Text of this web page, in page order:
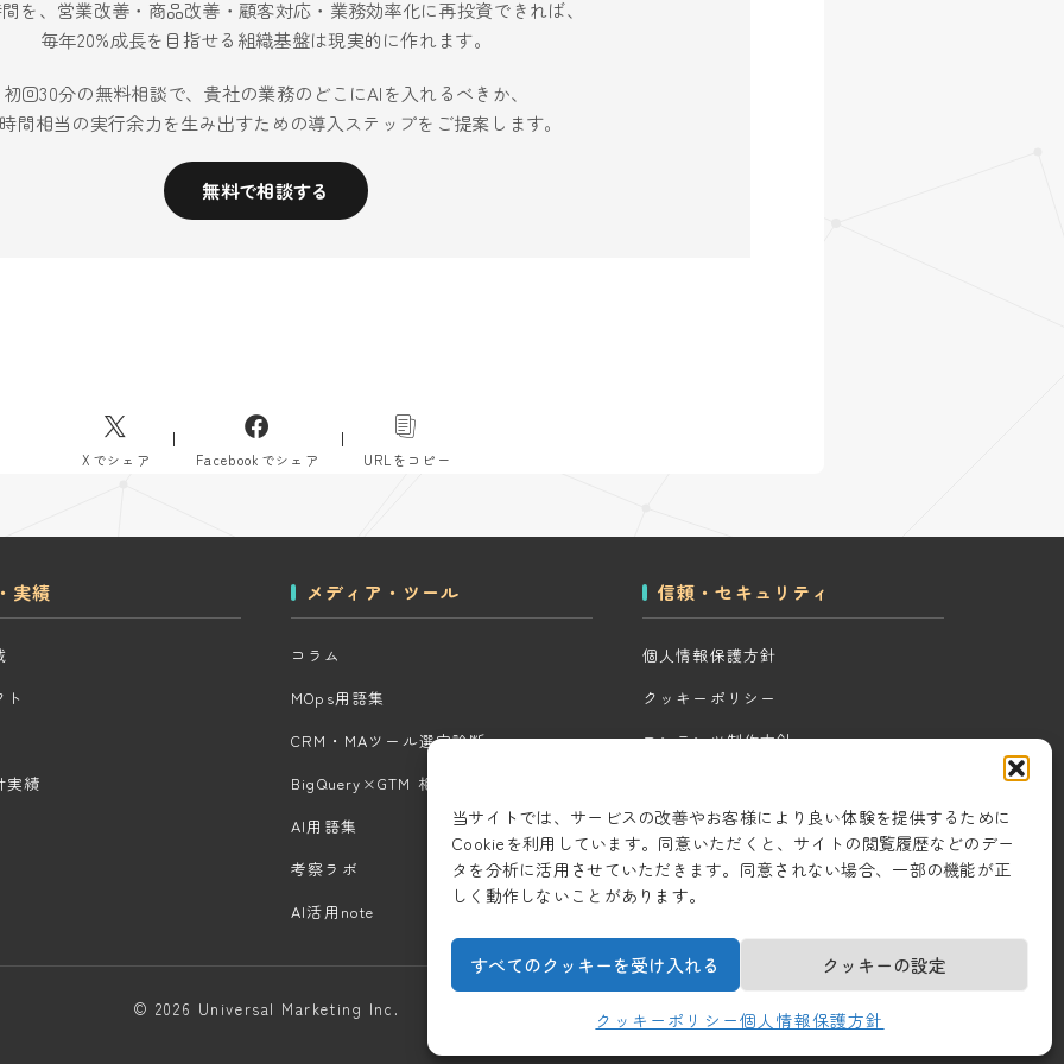
当サイトでは、サービスの改善やお客様により良い体験を提供するために
Cookieを利用しています。同意いただくと、サイトの閲覧履歴などのデー
タを分析に活用させていただきます。同意されない場合、一部の機能が正
しく動作しないことがあります。
すべてのクッキーを受け入れる クッキーの設定
クッキーポリシー個人情報保護方針
を、営業改善・商品改善・顧客対応・業務効率化に再投資できれば、
毎年20%成長を目指せる組織基盤は現実的に作れます。
初回30分の無料相談で、貴社の業務のどこにAIを入れるべきか、
間相当の実行余力を生み出すための導入ステップをご提案します。
無料で相談する
Xでシェア Facebookでシェア URLをコピー
実績
実績
メディア・ツール
コラム
MOps用語集
CRM・MAツール選定診断
BigQuery×GTM 相場見積もりツール
AI用語集
考察ラボ
AI活用note
信頼・セキュリティ
個人情報保護方針
クッキーポリシー
コンテンツ制作方針
セキュリティ対策
情報セキュリティ基本方針
© 2026 Universal Marketing Inc.